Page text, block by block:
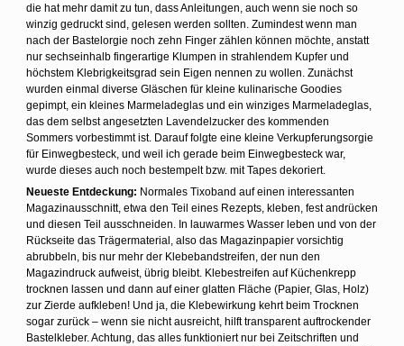
die hat mehr damit zu tun, dass Anleitungen, auch wenn sie noch so
winzig gedruckt sind, gelesen werden sollten. Zumindest wenn man
nach der Bastelorgie noch zehn Finger zählen können möchte, anstatt
nur sechseinhalb fingerartige Klumpen in strahlendem Kupfer und
höchstem Klebrigkeitsgrad sein Eigen nennen zu wollen. Zunächst
wurden einmal diverse Gläschen für kleine kulinarische Goodies
gepimpt, ein kleines Marmeladeglas und ein winziges Marmeladeglas,
das dem selbst angesetzten Lavendelzucker des kommenden
Sommers vorbestimmt ist. Darauf folgte eine kleine Verkupferungsorgie
für Einwegbesteck, und weil ich gerade beim Einwegbesteck war,
wurde dieses auch noch bestempelt bzw. mit Tapes dekoriert.
Neueste Entdeckung: Normales Tixoband auf einen interessanten
Magazinausschnitt, etwa den Teil eines Rezepts, kleben, fest andrücken
und diesen Teil ausschneiden. In lauwarmes Wasser leben und von der
Rückseite das Trägermaterial, also das Magazinpapier vorsichtig
abrubbeln, bis nur mehr der Klebebandstreifen, der nun den
Magazindruck aufweist, übrig bleibt. Klebestreifen auf Küchenkrepp
trocknen lassen und dann auf einer glatten Fläche (Papier, Glas, Holz)
zur Zierde aufkleben! Und ja, die Klebewirkung kehrt beim Trocknen
sogar zurück – wenn sie nicht ausreicht, hilft transparent auftrockender
Bastelkleber. Achtung, das alles funktioniert nur bei Zeitschriften und